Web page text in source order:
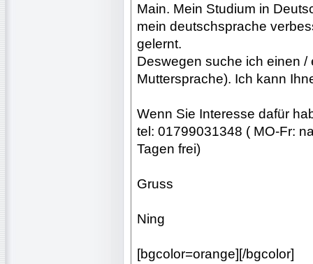
Main. Mein Studium in
mein deutschsprache
gelernt.
Deswegen suche ich einen
Muttersprache). Ich kann
Wenn Sie Interesse dafür
tel: 01799031348 ( MO-Fr:
Tagen frei)
Gruss
Ning
[bgcolor=orange][/bgcolor]